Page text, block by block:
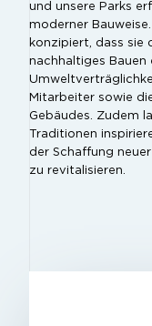
und unsere Parks
moderner
konzipiert, dass sie
nachhaltiges Bauen
Mitarbeiter sowie
Gebäudes. Zudem
Traditionen
der Schaffung
zu revitalisieren.